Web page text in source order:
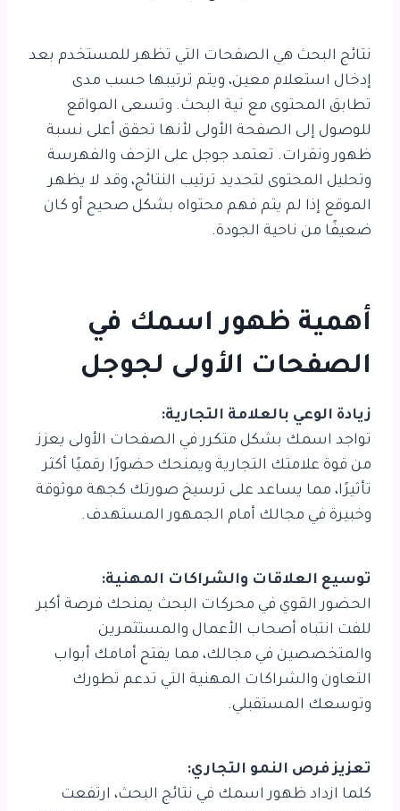
نتائج البحث هي الصفحات التي تظهر للمستخدم بعد
إدخال استعلام معين، ويتم ترتيبها حسب مدى
تطابق المحتوى مع نية البحث. وتسعى المواقع
للوصول إلى الصفحة الأولى لأنها تحقق أعلى نسبة
ظهور ونقرات. تعتمد جوجل على الزحف والفهرسة
وتحليل المحتوى لتحديد ترتيب النتائج، وقد لا يظهر
الموقع إذا لم يتم فهم محتواه بشكل صحيح أو كان
ضعيفًا من ناحية الجودة.
أهمية ظهور اسمك في
الصفحات الأولى لجوجل
زيادة الوعي بالعلامة التجارية:
تواجد اسمك بشكل متكرر في الصفحات الأولى يعزز
من قوة علامتك التجارية ويمنحك حضورًا رقميًا أكثر
تأثيرًا، مما يساعد على ترسيخ صورتك كجهة موثوقة
وخبيرة في مجالك أمام الجمهور المستهدف.
توسيع العلاقات والشراكات المهنية:
الحضور القوي في محركات البحث يمنحك فرصة أكبر
للفت انتباه أصحاب الأعمال والمستثمرين
والمتخصصين في مجالك، مما يفتح أمامك أبواب
التعاون والشراكات المهنية التي تدعم تطورك
وتوسعك المستقبلي.
تعزيز فرص النمو التجاري:
كلما ازداد ظهور اسمك في نتائج البحث، ارتفعت